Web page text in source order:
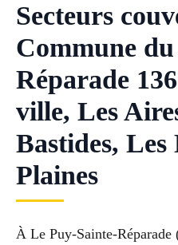
Secteurs
Commune
Réparade
ville, Les
Bastides,
Plaines
À Le Puy-Sainte-Réparade